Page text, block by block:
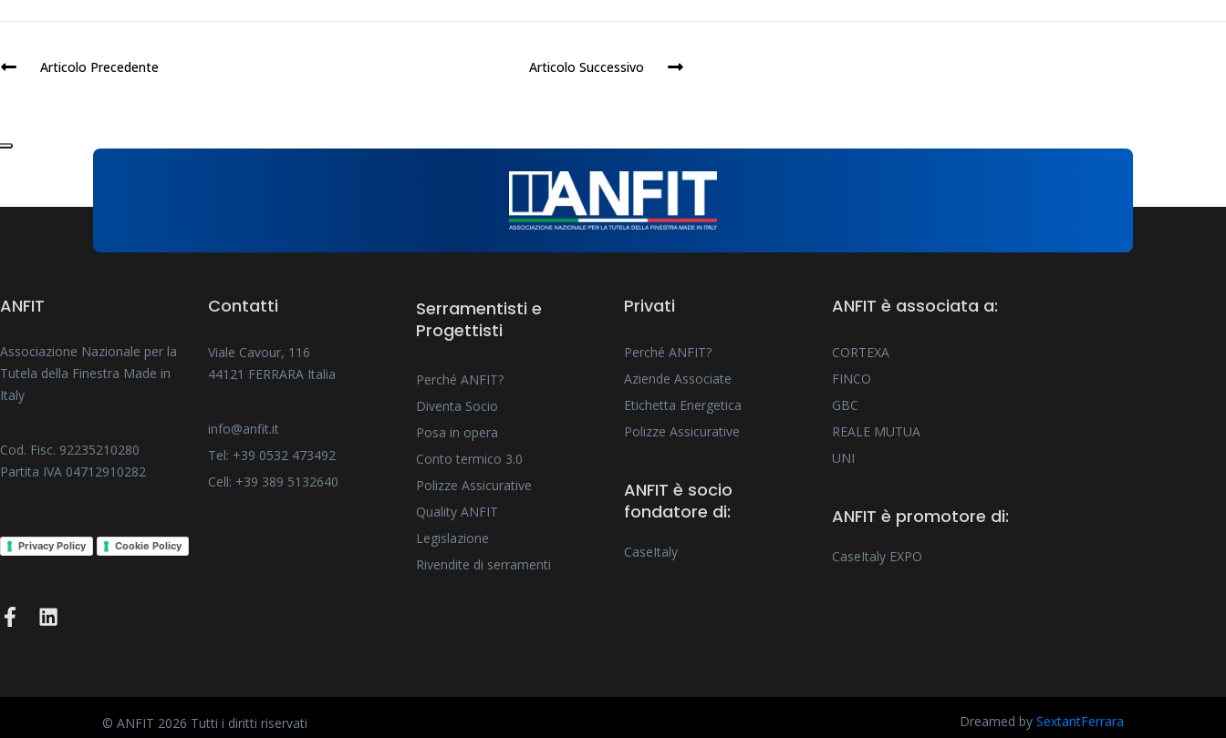
Articolo Precedente Articolo Successivo
ANFIT
Associazione Nazionale per la
Tutela della Finestra Made in
Italy
Cod. Fisc. 92235210280
Partita IVA 04712910282
Privacy Policy Cookie Policy
Contatti
Viale Cavour, 116
44121 FERRARA Italia
info@anfit.it
Tel: +39 0532 473492
Cell: +39 389 5132640
Serramentisti e
Progettisti
Perché ANFIT?
Diventa Socio
Posa in opera
Conto termico 3.0
Polizze Assicurative
Quality ANFIT
Legislazione
Rivendite di serramenti
Privati
Perché ANFIT?
Aziende Associate
Etichetta Energetica
Polizze Assicurative
ANFIT è socio
fondatore di:
CaseItaly
ANFIT è associata a:
CORTEXA
FINCO
GBC
REALE MUTUA
UNI
ANFIT è promotore di:
CaseItaly EXPO
© ANFIT 2026 Tutti i diritti riservati Dreamed by SextantFerrara